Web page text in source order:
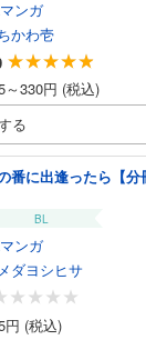
ンガ
かわ壱
～330円 (税込)
る
番に出逢ったら【分
BL
ンガ
ダヨシヒサ
円 (税込)